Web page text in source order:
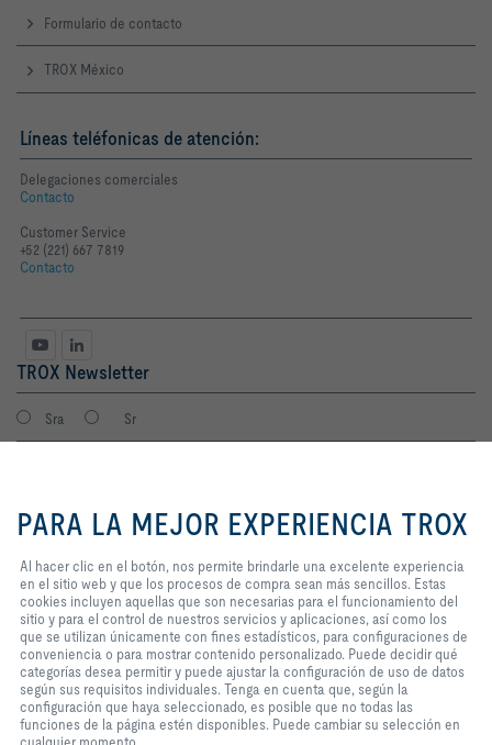
Formulario de contacto
TROX México
Líneas teléfonicas de atención:
Delegaciones comerciales
Contacto
Customer Service
+52 (221) 667 7819
Contacto
TROX Newsletter
Sra Sr
Consiento que mis datos sean guardados en cumplimiento con la
política de protección de datos de TROX.
Login
Inicio Contactos Condiciones de contratación
permite brindarle una excelente
experiencia en el sitio web y que
sencillos. Estas cookies incluyen
aquellas que son necesarias para
el funcionamiento del sitio y para
el control de nuestros servicios y
aplicaciones, así como los que se
utilizan únicamente con fines
estadísticos, para configuraciones
de conveniencia o para mostrar
contenido personalizado. Puede
decidir qué categorías desea
PARA LA MEJOR EXPERIENCIA TROX
Al hacer clic en el botón, nos permite brindarle una excelente experiencia
en el sitio web y que los procesos de compra sean más sencillos. Estas
cookies incluyen aquellas que son necesarias para el funcionamiento del
sitio y para el control de nuestros servicios y aplicaciones, así como los
que se utilizan únicamente con fines estadísticos, para configuraciones de
conveniencia o para mostrar contenido personalizado. Puede decidir qué
categorías desea permitir y puede ajustar la configuración de uso de datos
según sus requisitos individuales. Tenga en cuenta que, según la
configuración que haya seleccionado, es posible que no todas las
funciones de la página estén disponibles. Puede cambiar su selección en